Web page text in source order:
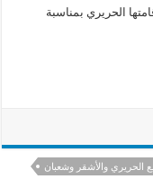
الحريري بمناسبة
الحريري والأشقر وشعبان